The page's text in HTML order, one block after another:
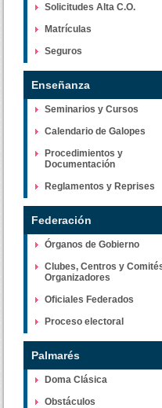
Solicitudes Alta C.O.
Matrículas
Seguros
Enseñanza
Seminarios y Cursos
Calendario de Galopes
Procedimientos y
Documentación
Reglamentos y Reprises
Federación
Órganos de Gobierno
Clubes, Centros y
Organizadores
Oficiales Federados
Proceso electoral
Palmarés
Doma Clásica
Obstáculos